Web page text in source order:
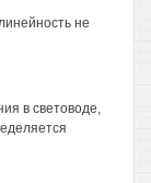
не
в световоде,